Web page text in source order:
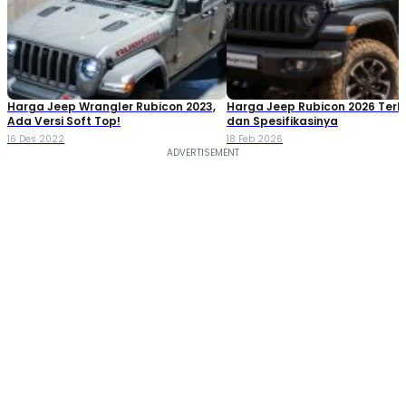
Harga Jeep Wrangler Rubicon 2023,
Ada Versi Soft Top!
16 Des 2022
Harga Jeep Rubicon 2026
dan Spesifikasinya
18 Feb 2026